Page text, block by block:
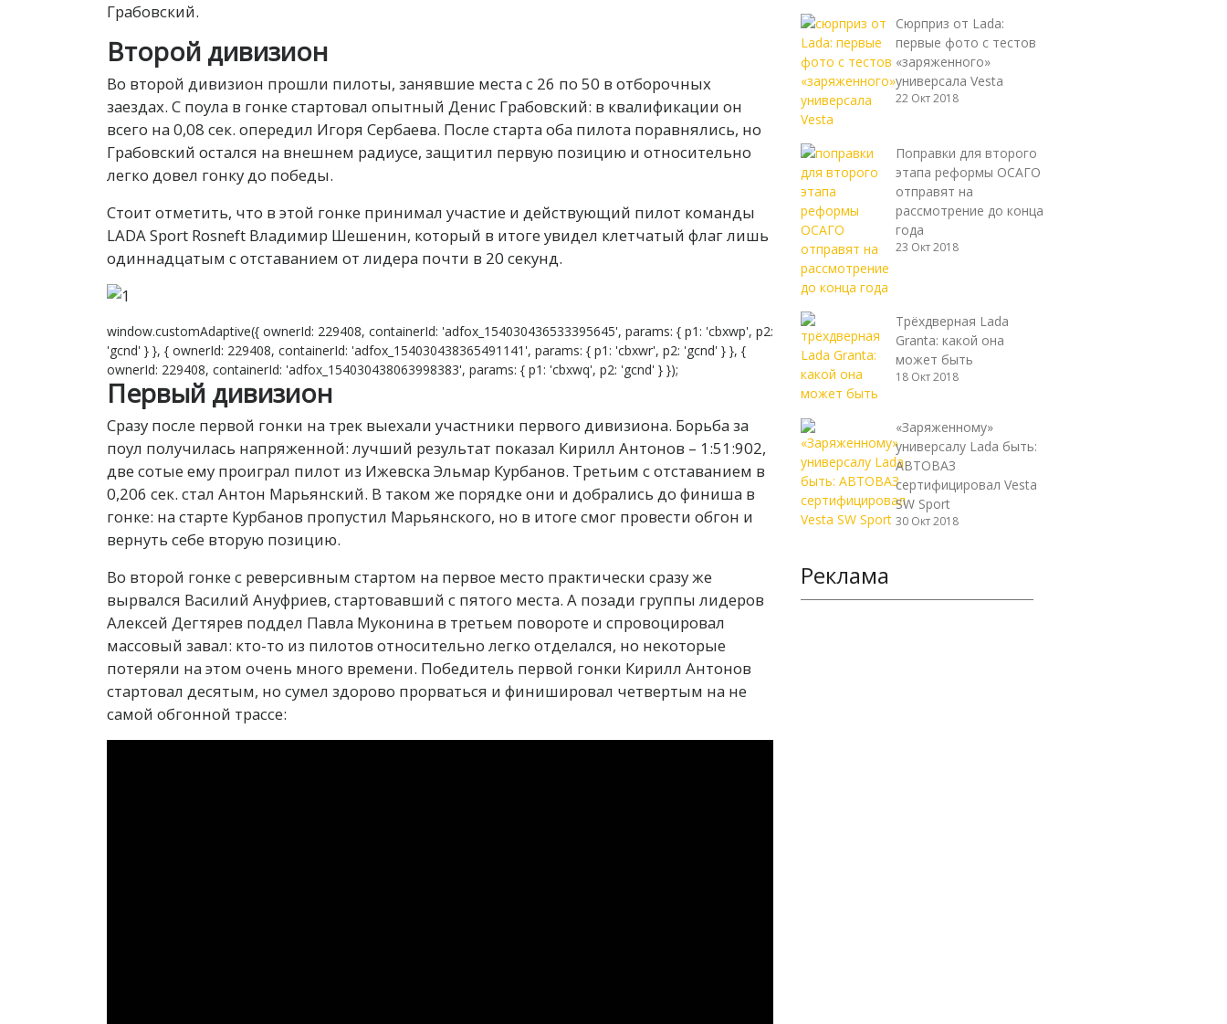
Грабовский.
Второй дивизион
Во второй дивизион прошли пилоты, занявшие места с 26 по 50 в отборочных
заездах. С поула в гонке стартовал опытный Денис Грабовский: в квалификации он
всего на 0,08 сек. опередил Игоря Сербаева. После старта оба пилота поравнялись, но
Грабовский остался на внешнем радиусе, защитил первую позицию и относительно
легко довел гонку до победы.
Стоит отметить, что в этой гонке принимал участие и действующий пилот команды
LADA Sport Rosneft Владимир Шешенин, который в итоге увидел клетчатый флаг лишь
одиннадцатым с отставанием от лидера почти в 20 секунд.
window.customAdaptive({ ownerId: 229408, containerId: 'adfox_154030436533395645', params: { p1: 'cbxwp', p2:
'gcnd' } }, { ownerId: 229408, containerId: 'adfox_154030438365491141', params: { p1: 'cbxwr', p2: 'gcnd' } }, {
ownerId: 229408, containerId: 'adfox_154030438063998383', params: { p1: 'cbxwq', p2: 'gcnd' } });
Первый дивизион
Сразу после первой гонки на трек выехали участники первого дивизиона. Борьба за
поул получилась напряженной: лучший результат показал Кирилл Антонов – 1:51:902,
две сотые ему проиграл пилот из Ижевска Эльмар Курбанов. Третьим с отставанием в
0,206 сек. стал Антон Марьянский. В таком же порядке они и добрались до финиша в
гонке: на старте Курбанов пропустил Марьянского, но в итоге смог провести обгон и
вернуть себе вторую позицию.
Во второй гонке с реверсивным стартом на первое место практически сразу же
вырвался Василий Ануфриев, стартовавший с пятого места. А позади группы лидеров
Алексей Дегтярев поддел Павла Муконина в третьем повороте и спровоцировал
массовый завал: кто-то из пилотов относительно легко отделался, но некоторые
потеряли на этом очень много времени. Победитель первой гонки Кирилл Антонов
стартовал десятым, но сумел здорово прорваться и финишировал четвертым на не
самой обгонной трассе:
Сюрприз от Lada:
первые фото с тестов
«заряженного»
универсала Vesta
22 Окт 2018
Поправки для второго
этапа реформы ОСАГО
отправят на
рассмотрение до конца
года
23 Окт 2018
Трёхдверная Lada
Granta: какой она
может быть
18 Окт 2018
«Заряженному»
универсалу Lada быть:
АВТОВАЗ
сертифицировал Vesta
SW Sport
30 Окт 2018
Реклама